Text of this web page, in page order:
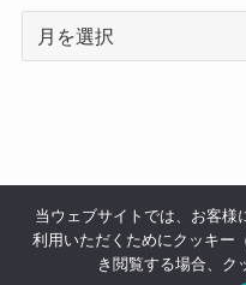
サイトマップ メディ
当ウェブサイトでは、お客様
利用いただくためにクッキー
き閲覧する場合、ク